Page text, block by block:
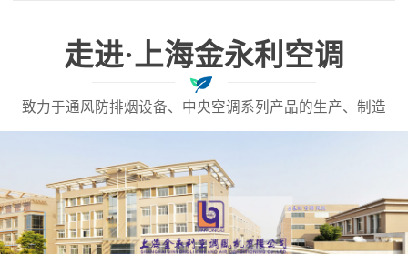
走进·上海金永利空调
致力于通风防排烟设备、中央空调系列产品的生产、制造